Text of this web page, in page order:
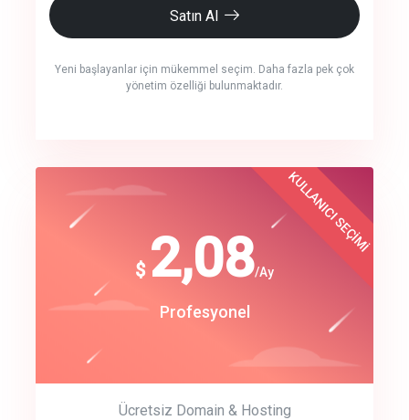
Satın Al
Yeni başlayanlar için mükemmel seçim. Daha fazla pek çok
yönetim özelliği bulunmaktadır.
crm auto cync
track energy costs
Get Started
$ 2,08/Ay
Profesyonel
KULLANICI SEÇİMİ
Ücretsiz Domain & Hosting
$
180
Start Up
Best Choice